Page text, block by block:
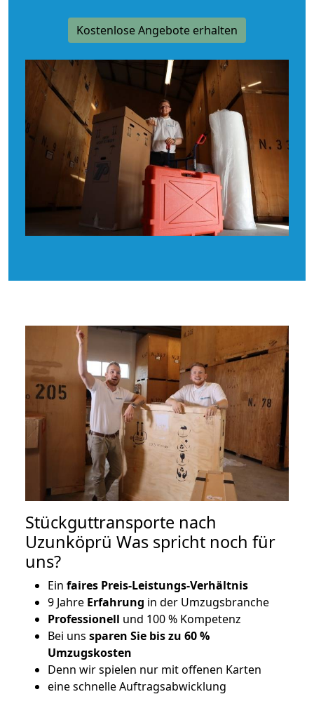
Kostenlose Angebote erhalten
Stückguttransporte nach
Uzunköprü Was spricht noch für
uns?
Ein faires Preis-Leistungs-Verhältnis
9 Jahre Erfahrung in der Umzugsbranche
Professionell und 100 % Kompetenz
Bei uns sparen Sie bis zu 60 %
Umzugskosten
Denn wir spielen nur mit offenen Karten
eine schnelle Auftragsabwicklung